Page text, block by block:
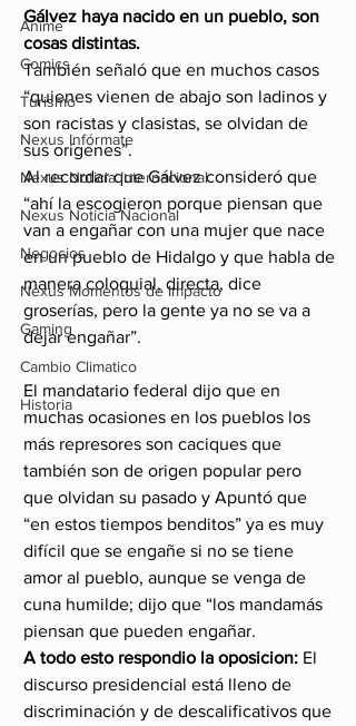
Anime
Comics
Turismo
Nexus Infórmate
Nexus Noticia Internacional
Nexus Noticia Nacional
Negocios
Nexus Momentos de Impacto
Gaming
Cambio Climatico
Historia
Gálvez haya nacido en un pueblo, son
cosas distintas.
También señaló que en muchos casos
“quienes vienen de abajo son ladinos y
son racistas y clasistas, se olvidan de
sus orígenes”.
Al recordar que Gálvez consideró que
“ahí la escogieron porque piensan que
van a engañar con una mujer que nace
en un pueblo de Hidalgo y que habla de
manera coloquial, directa, dice
groserías, pero la gente ya no se va a
dejar engañar”.
El mandatario federal dijo que en
muchas ocasiones en los pueblos los
más represores son caciques que
también son de origen popular pero
que olvidan su pasado y Apuntó que
“en estos tiempos benditos” ya es muy
difícil que se engañe si no se tiene
amor al pueblo, aunque se venga de
cuna humilde; dijo que “los mandamás
piensan que pueden engañar.
A todo esto respondio la oposicion: El
discurso presidencial está lleno de
discriminación y de descalificativos que